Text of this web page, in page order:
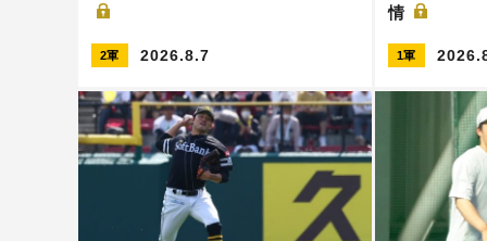
2軍 2026.8.7
情
1軍